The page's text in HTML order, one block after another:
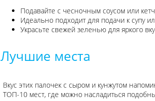
Подавайте с чесночным соусом или
Идеально подходит для подачи к супу
Украсьте свежей зеленью для яркого
Лучшие места
Вкус этих палочек с сыром и кунжутом
ТОП-10 мест, где можно насладиться